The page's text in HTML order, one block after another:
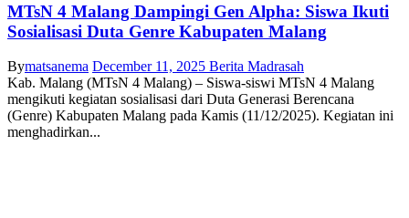
MTsN 4 Malang Dampingi Gen Alpha: Siswa Ikuti
Sosialisasi Duta Genre Kabupaten Malang
Bymatsanema December 11, 2025 Berita Madrasah
Kab. Malang (MTsN 4 Malang) – Siswa-siswi MTsN 4 Malang
mengikuti kegiatan sosialisasi dari Duta Generasi Berencana
(Genre) Kabupaten Malang pada Kamis (11/12/2025). Kegiatan ini
menghadirkan...